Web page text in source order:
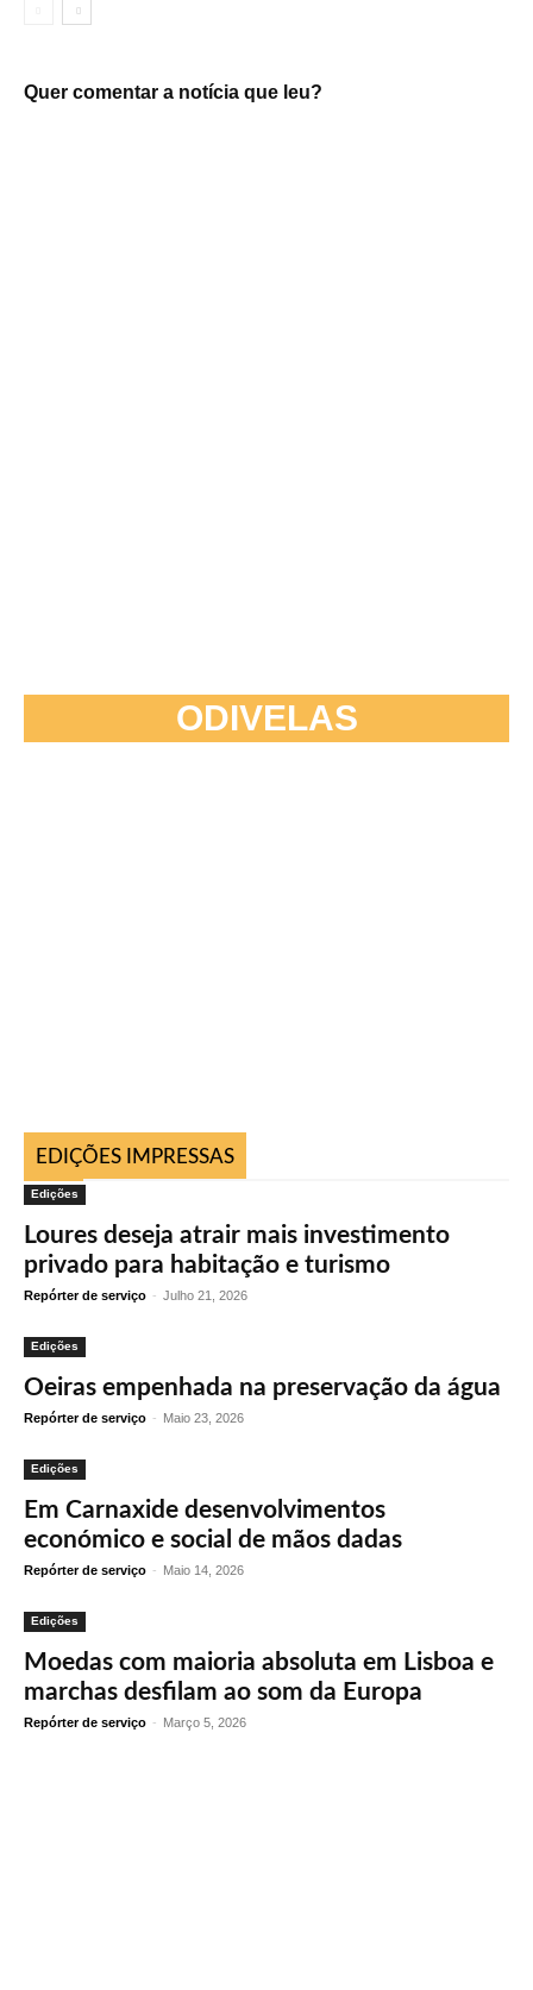
Quer comentar a notícia que leu?
ODIVELAS
EDIÇÕES IMPRESSAS
Edições
Loures deseja atrair mais investimento
privado para habitação e turismo
Repórter de serviço - Julho 21, 2026
Edições
Oeiras empenhada na preservação da água
Repórter de serviço - Maio 23, 2026
Edições
Em Carnaxide desenvolvimentos
económico e social de mãos dadas
Repórter de serviço - Maio 14, 2026
Edições
Moedas com maioria absoluta em Lisboa e
marchas desfilam ao som da Europa
Repórter de serviço - Março 5, 2026